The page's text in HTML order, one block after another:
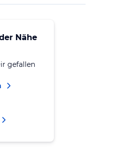
Nähe
gefallen